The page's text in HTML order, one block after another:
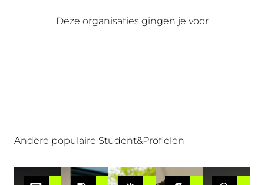
Deze organisaties gingen je voor
Andere populaire Student&Profielen